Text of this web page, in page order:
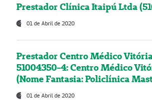
Prestador Clínica Itaipú Ltda
01 de Abril de 2020
Prestador Centro Médico
51004350-4: Centro Médico
(Nome Fantasia: Policlínica
01 de Abril de 2020